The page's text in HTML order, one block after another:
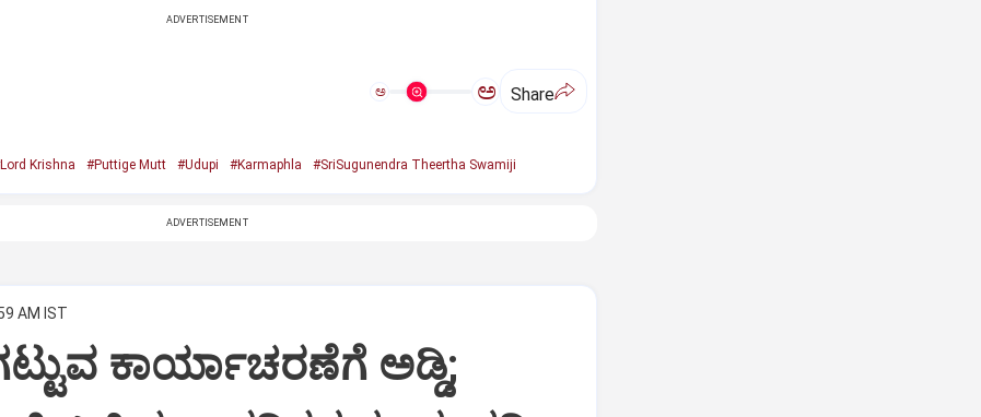
ADVERTISEMENT
ಅ ಅ Share
Krishna #Puttige Mutt #Udupi #Karmaphla #SriSugunendra Theertha Swamiji
ADVERTISEMENT
AM IST
ಕಾರ್ಯಾಚರಣೆಗೆ ಅಡ್ಡಿ;